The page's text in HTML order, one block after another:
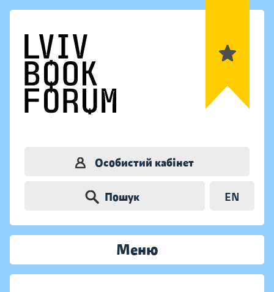
Особистий кабінет
Пошук EN
Меню